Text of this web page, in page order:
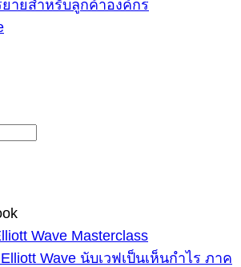
ยายสำหรับลูกค้าองค์กร
Wave Masterclass
Wave นับเวฟเป็นเห็นกำไร ภาค